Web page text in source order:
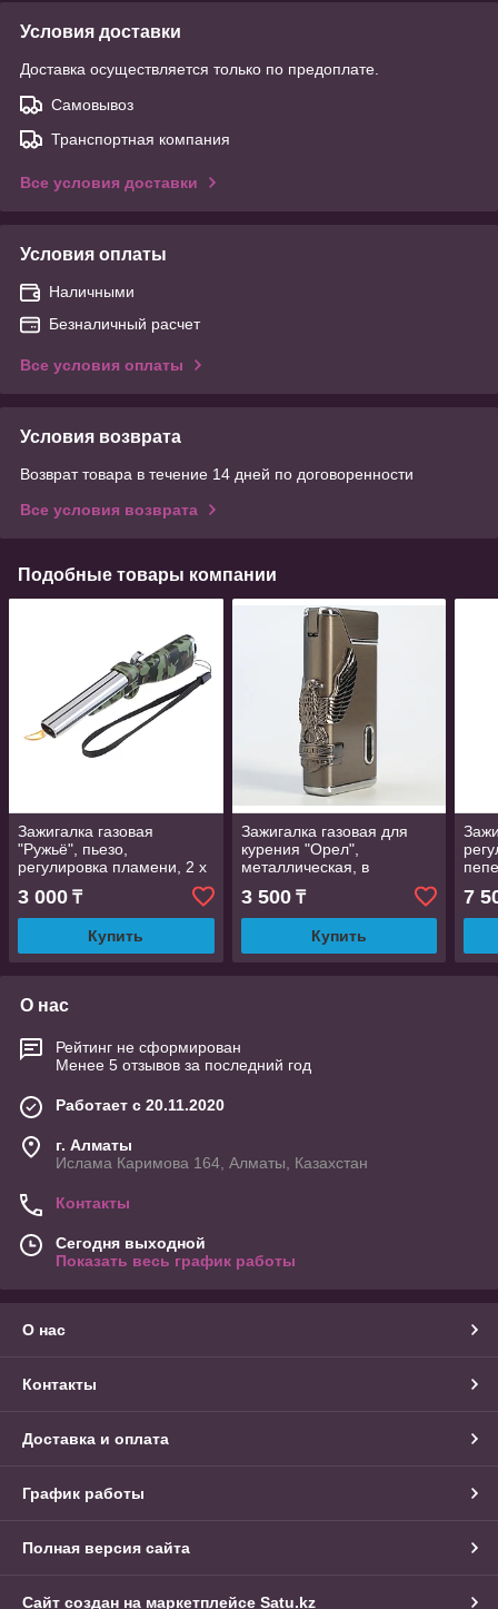
Условия доставки
Доставка осуществляется только по предоплате.
Самовывоз
Транспортная компания
Все условия доставки
Условия оплаты
Наличными
Безналичный расчет
Все условия оплаты
Условия возврата
Возврат товара в течение 14 дней по договоренности
Все условия возврата
Подобные товары компании
Зажигалка газовая
"Ружьё", пьезо,
регулировка пламени, 2 х
3,8х 13 см
3 000 ₸
Купить
Зажигалка газовая для
курения "Орел",
металлическая, в
подарочной коробке,
пьезо, 6 х 8 см
3 500₸
Купить
7
О нас
Рейтинг не сформирован
Менее 5 отзывов за последний год
Работает с 20.11.2020
г. Алматы
Ислама Каримова 164, Алматы, Казахстан
Контакты
Сегодня выходной
Показать весь график работы
О нас
Контакты
Доставка и оплата
График работы
Полная версия сайта
Сайт создан на маркетплейсе Satu.kz